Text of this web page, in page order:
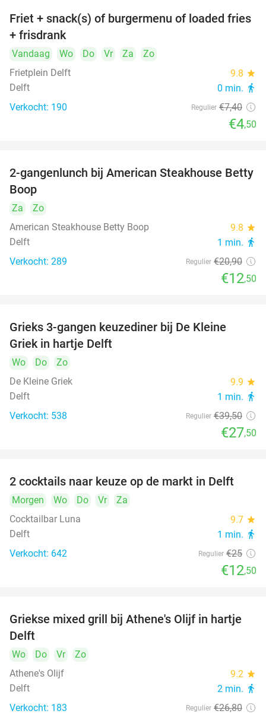
39%
Friet + snack(s) of burgermenu of loaded fries
+ frisdrank
Vandaag Wo Do Vr Za
Zo
Frietplein Delft
9.8 star
Delft 0 min. directions_walk
Verkocht: 190 Regulier €7,40
€4,50
40%
2-gangenlunch bij American Steakhouse Betty
Boop
Za
Zo
American Steakhouse Betty Boop
9.8 star
Delft 1 min. directions_walk
Verkocht: 289 Regulier €20,90
€12,50
Grieks 3-gangen keuzediner bij De Kleine
Griek in hartje Delft
Wo Do
Zo
De Kleine Griek
9.9 star
Delft 1 min. directions_walk
Verkocht: 538 Regulier €39,50
€27,50
50%
2 cocktails naar keuze op de markt in Delft
Morgen Wo Do Vr
Za
Cocktailbar Luna
9.7 star
Delft 1 min. directions_walk
Verkocht: 642 Regulier €25
€12,50
26%
Griekse mixed grill bij Athene's Olijf in hartje
Delft
Wo Do Vr
Zo
Athene's Olijf
9.2 star
Delft 2 min. directions_walk
Verkocht: 183 Regulier €26,80